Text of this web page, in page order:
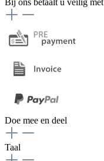
Doe mee en deel
Taal